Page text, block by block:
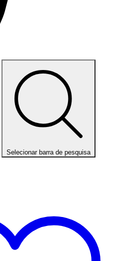
Selecionar barra de pesquisa